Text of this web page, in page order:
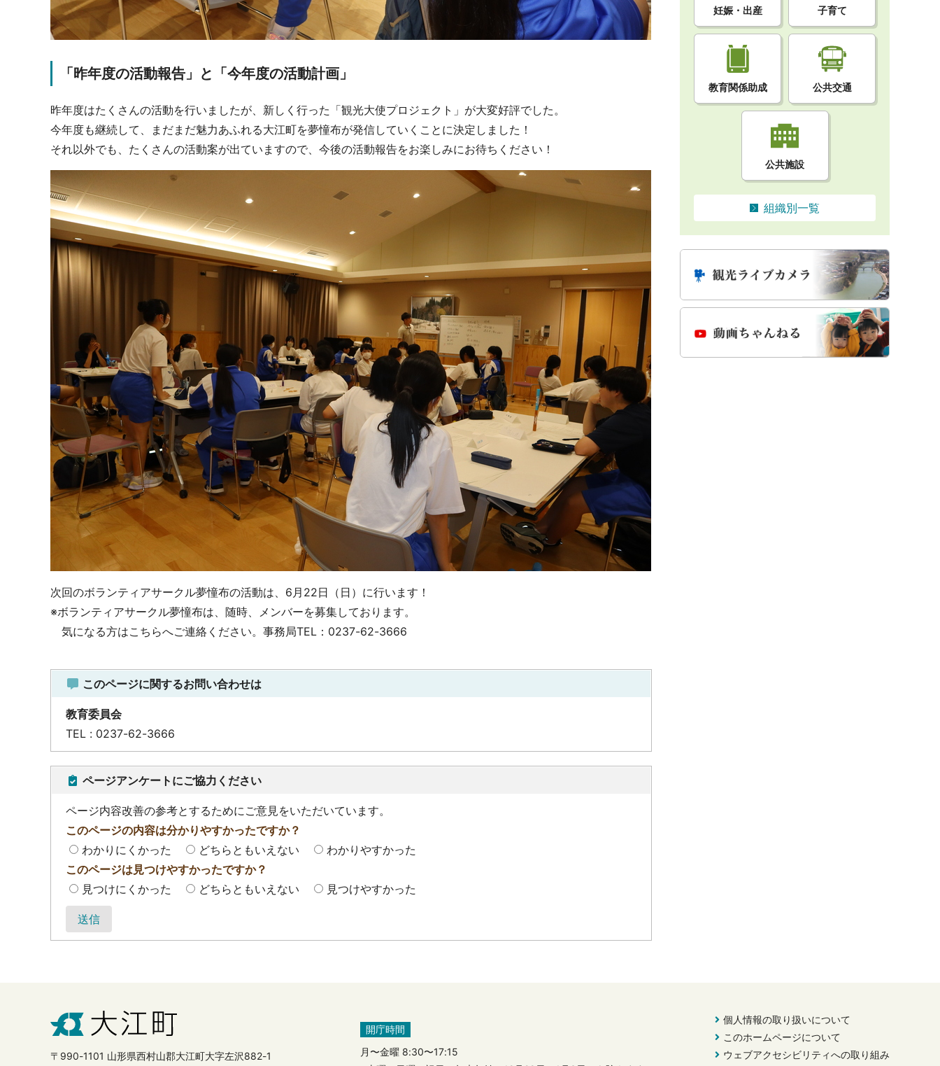
「昨年度の活動報告」と「今年度の活動計画」
昨年度はたくさんの活動を行いましたが、新しく行った「観光大使プロジェクト」が大変好評でした。
今年度も継続して、まだまだ魅力あふれる大江町を夢憧布が発信していくことに決定しました！
それ以外でも、たくさんの活動案が出ていますので、今後の活動報告をお楽しみにお待ちください！
次回のボランティアサークル夢憧布の活動は、6月22日（日）に行います！
※ボランティアサークル夢憧布は、随時、メンバーを募集しております。
気になる方はこちらへご連絡ください。事務局TEL：0237-62-3666
このページに関するお問い合わせは
教育委員会
TEL : 0237-62-3666
ページアンケートにご協力ください
ページ内容改善の参考とするためにご意見をいただいています。
このページの内容は分かりやすかったですか？
わかりにくかった
どちらともいえない
わかりやすかった
このページは見つけやすかったですか？
見つけにくかった
どちらともいえない 見つけやすかった
送信
妊娠・出産 子育て
教育関係助成 公共交通
公共施設
組織別一覧
〒990-1101 山形県西村山郡大江町大字左沢882-1
開庁時間
月〜金曜 8:30〜17:15
個人情報の取り扱いについて
このホームページについて
ウェブアクセシビリティへの取り組み